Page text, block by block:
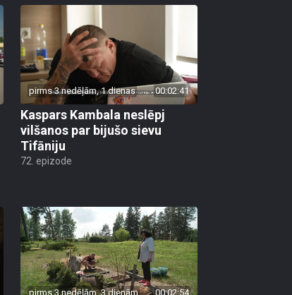
pirms 3 nedēļām, 1 dienas 00:02:41
Kaspars Kambala neslēpj
vilšanos par bijušo sievu
Tifāniju
72. epizode
pirms 3 nedēļām, 3 dienām 00:02:54